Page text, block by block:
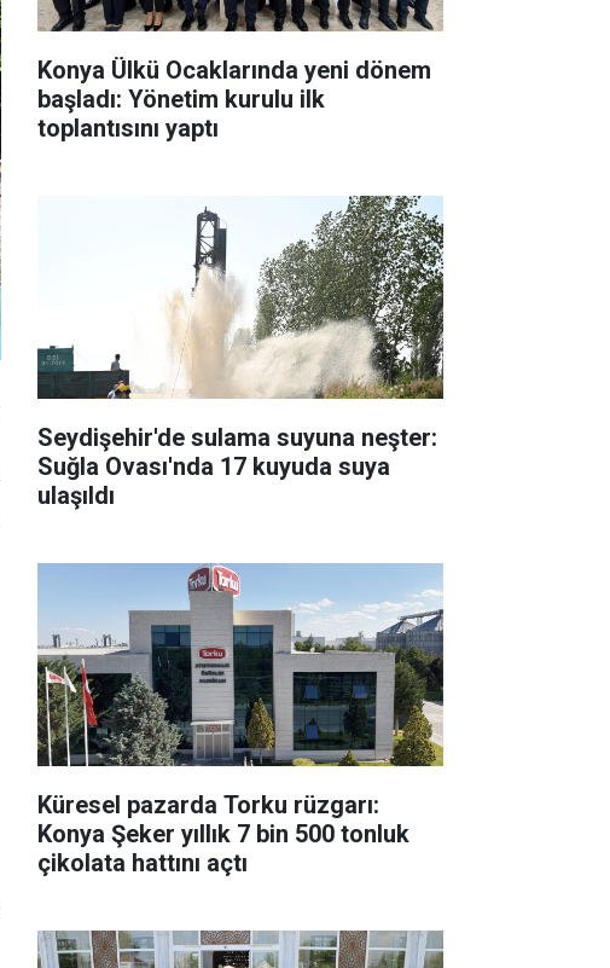
Konya Ülkü Ocaklarında yeni dönem
başladı: Yönetim kurulu ilk
toplantısını yaptı
Seydişehir'de sulama suyuna neşter:
Suğla Ovası'nda 17 kuyuda suya
ulaşıldı
Küresel pazarda Torku rüzgarı:
Konya Şeker yıllık 7 bin 500 tonluk
çikolata hattını açtı